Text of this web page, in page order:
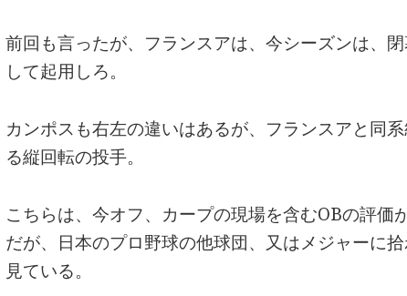
前回も言ったが、フランスアは、今シーズンは、
して起用しろ。
カンポスも右左の違いはあるが、フランスアと同
る縦回転の投手。
こちらは、今オフ、カープの現場を含むOBの評価
だが、日本のプロ野球の他球団、又はメジャーに
見ている。